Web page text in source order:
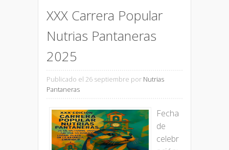
XXX Carrera Popular
Nutrias Pantaneras
2025
Publicado el 26 septiembre por Nutrias
Pantaneras
Fecha
de
celebr